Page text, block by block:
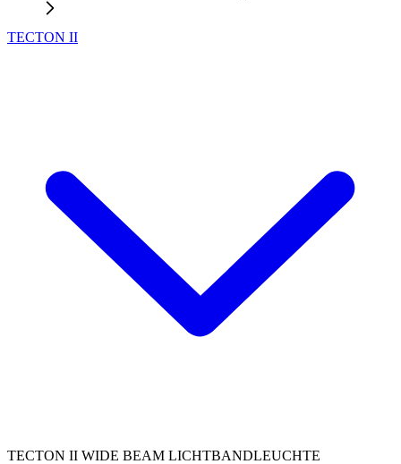
TECTON II
TECTON II WIDE BEAM LICHTBANDLEUCHTE